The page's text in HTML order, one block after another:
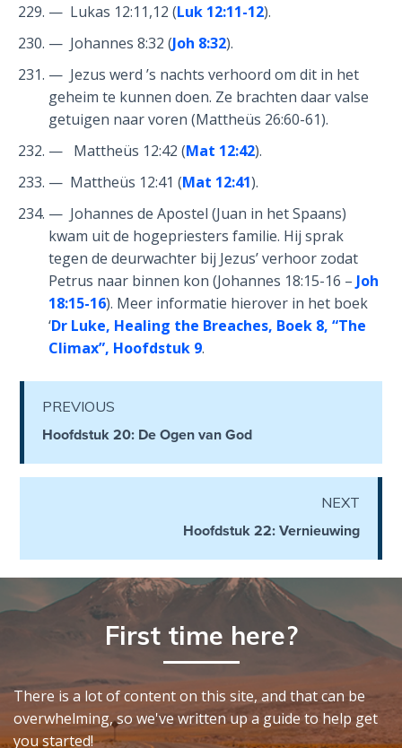
Jew?
on
Restitution
Who is
Israelite?
When
REALLY
was
Jesus
Born?
The Laws
of
Wormwood
and Dung
The
States
The
Purpose
The Barley
Overcomers
— Lukas 12:11,12 (Luk 12:11-12).
— Johannes 8:32 (Joh 8:32).
— Jezus werd ’s nachts verhoord om dit in het
geheim te kunnen doen. Ze brachten daar valse
getuigen naar voren (Mattheüs 26:60-61).
— Mattheüs 12:42 (Mat 12:42).
— Mattheüs 12:41 (Mat 12:41).
— Johannes de Apostel (Juan in het Spaans)
kwam uit de hogepriesters familie. Hij sprak
tegen de deurwachter bij Jezus’ verhoor zodat
Petrus naar binnen kon (Johannes 18:15-16 – Joh
18:15-16). Meer informatie hierover in het boek
‘Dr Luke, Healing the Breaches, Boek 8, “The
Climax”, Hoofdstuk 9.
PREVIOUS
Hoofdstuk 20: De Ogen van God
NEXT
Hoofdstuk 22: Vernieuwing
First time here?
There is a lot of content on this site, and that can be
overwhelming, so we've written up a guide to help get
you started!